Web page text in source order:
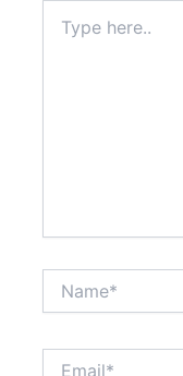
here..